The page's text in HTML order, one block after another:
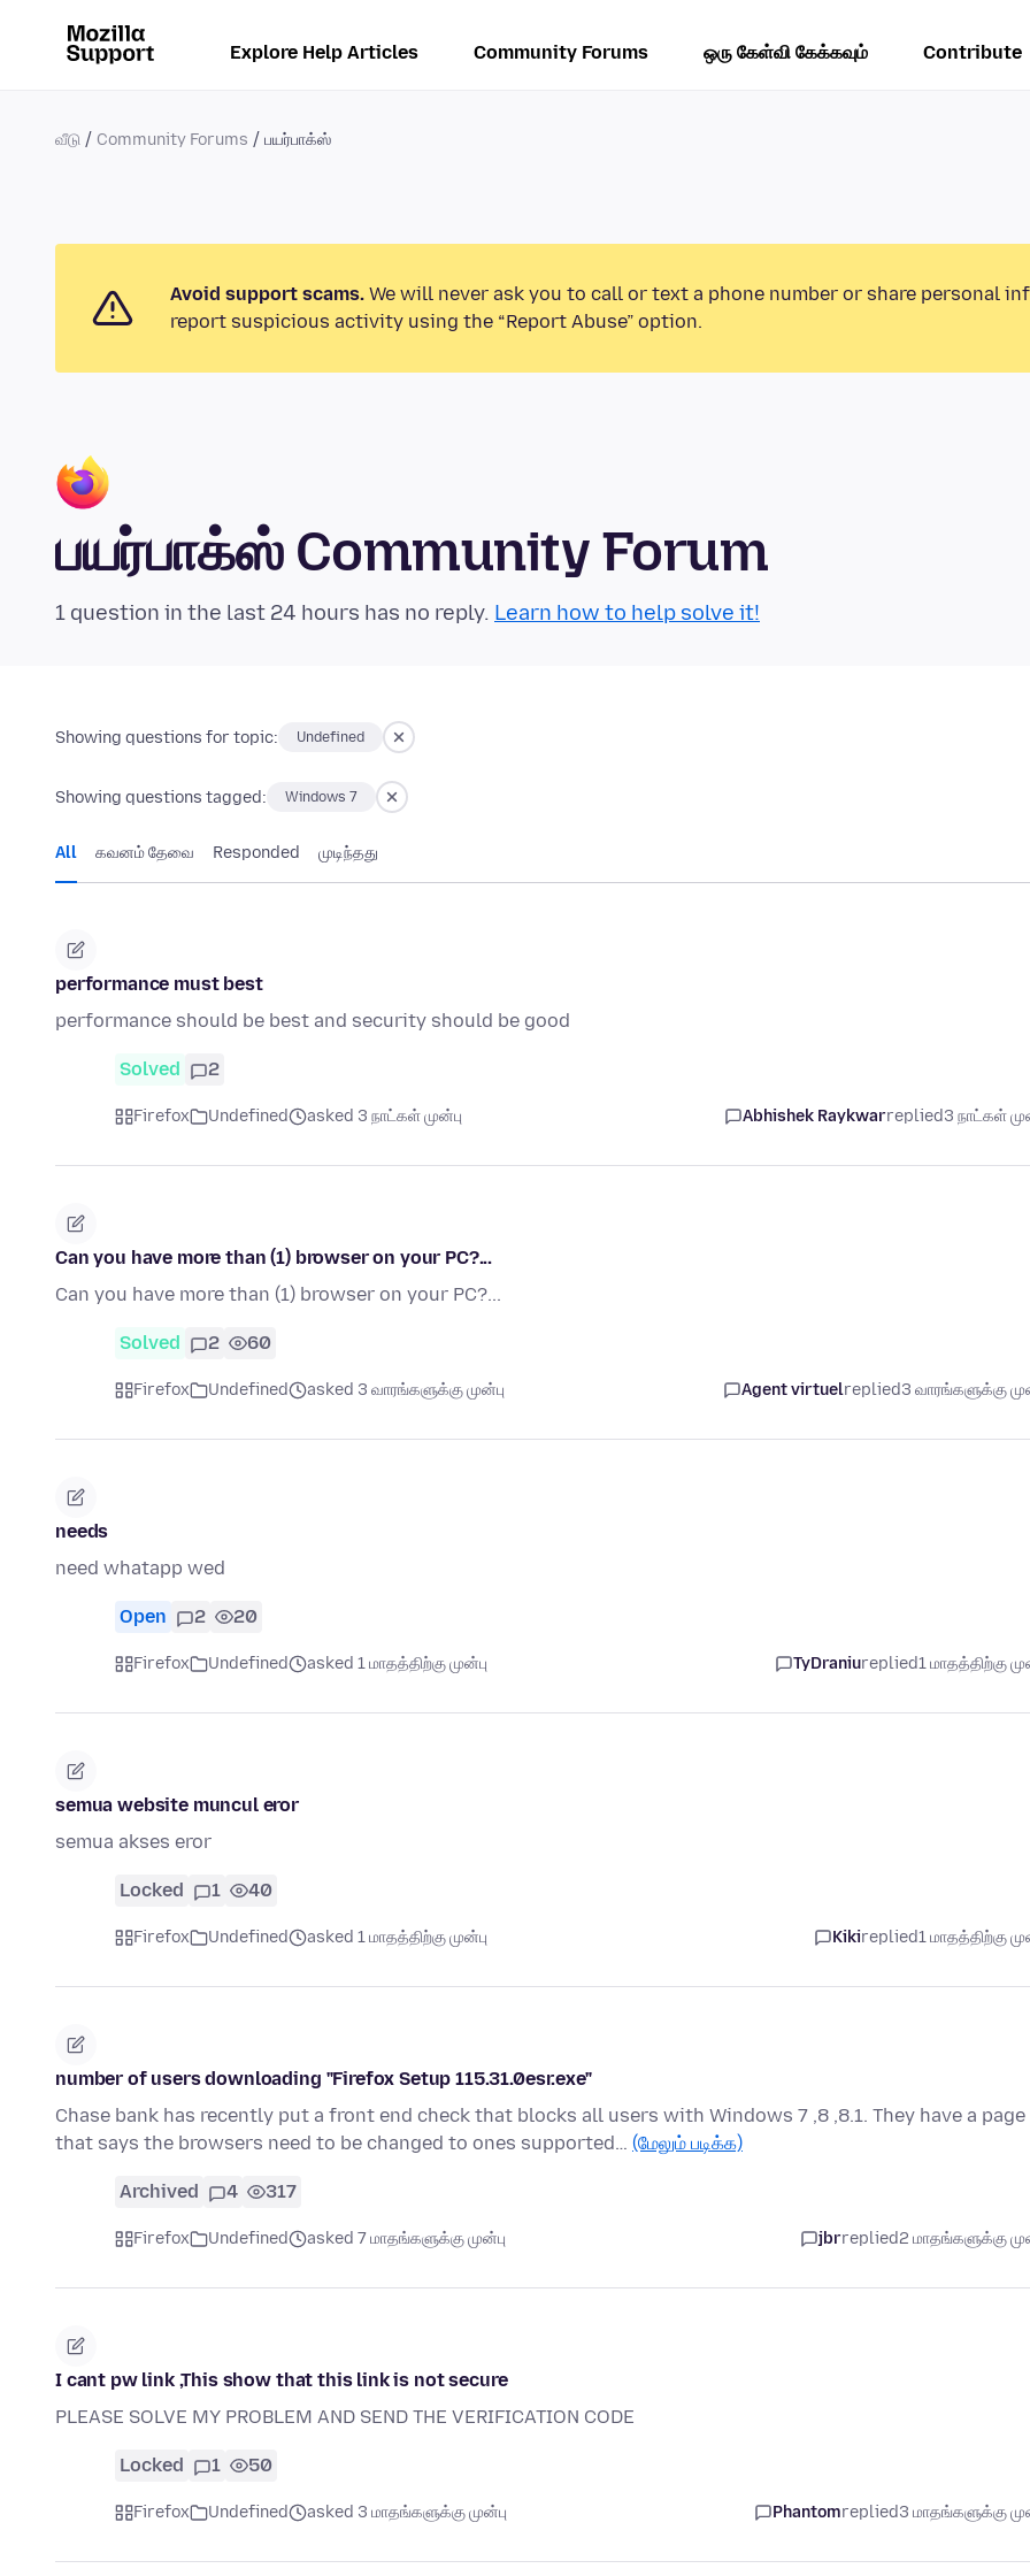
Explore Help Articles Community Forums ஒரு கேள்வி கேக்கவும் Contribute
வீடு Community Forums பயர்பாக்ஸ்
Avoid support scams. We will never ask you to call or text a phone number or share personal
report suspicious activity using the “Report Abuse” option.
பயர்பாக்ஸ் Community Forum
1 question in the last 24 hours has no reply. Learn how to help solve it!
Showing questions for topic: Undefined
Showing questions tagged: Windows 7
All கவனம் தேவை Responded முடிந்தது
performance must best
performance should be best and security should be good
Solved 2
Firefox Undefined asked 3 நாட்கள் முன்பு Abhishek Raykwarreplied3 நாட்கள்
Can you have more than (1) browser on your PC?...
Can you have more than (1) browser on your PC?...
Solved 2 60
Firefox Undefined asked 3 வாரங்களுக்கு முன்பு Agent virtuelreplied3 வாரங்களுக்கு
needs
need whatapp wed
Open 2 20
Firefox Undefined asked 1 மாதத்திற்கு முன்பு TyDraniureplied1 மாதத்திற்கு
semua website muncul eror
semua akses eror
Locked 1 40
Firefox Undefined asked 1 மாதத்திற்கு முன்பு Kikireplied1 மாதத்திற்கு
number of users downloading "Firefox Setup 115.31.0esr.exe"
Chase bank has recently put a front end check that blocks all users with Windows 7 ,8 ,8.1. They have a page
that says the browsers need to be changed to ones supported… (மேலும் படிக்க)
Archived 4 317
Firefox Undefined asked 7 மாதங்களுக்கு முன்பு jbrreplied2 மாதங்களுக்கு
I cant pw link ,This show that this link is not secure
PLEASE SOLVE MY PROBLEM AND SEND THE VERIFICATION CODE
Locked 1 50
Firefox Undefined asked 3 மாதங்களுக்கு முன்பு Phantomreplied3 மாதங்களுக்கு